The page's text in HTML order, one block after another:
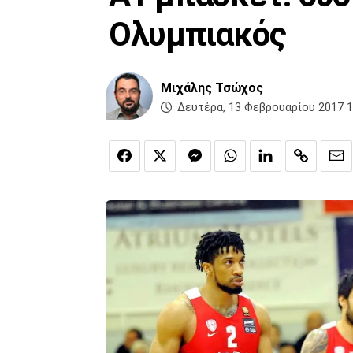
Ολυμπιακός
Μιχάλης Τσώχος
Δευτέρα, 13 Φεβρουαρίου 2017